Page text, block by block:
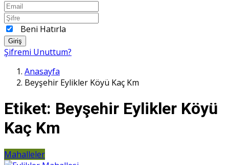
Beni Hatırla
Giriş
Şifremi Unuttum?
Anasayfa
Beyşehir Eylikler Köyü Kaç Km
Etiket: Beyşehir Eylikler Köyü
Kaç Km
Mahalleler